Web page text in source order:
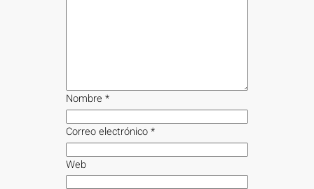
Nombre*
Correo electrónico*
Web